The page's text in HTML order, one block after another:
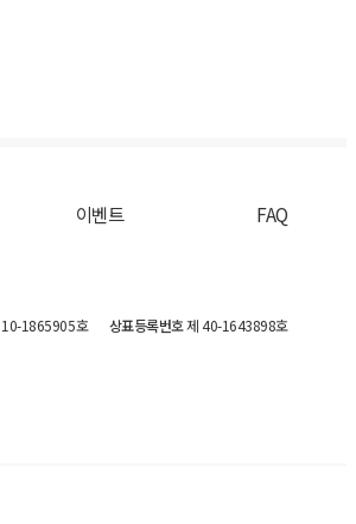
이벤트 FAQ
1865905호 상표등록번호제 40-1643898호